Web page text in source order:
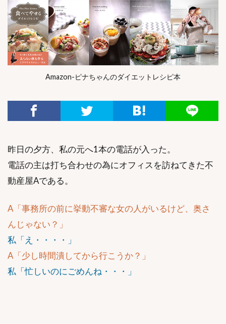
Amazon-ピナちゃんのダイエットレシピ本
昨日の夕方、私の元へ1本の電話が入った。
電話の主は打ち合わせの為にオフィスを訪ねてきた不
動産屋Aである。
A「事務所の前に挙動不審な女の人がいるけど、奥さ
んじゃない？」
私「え・・・・」
A「少し時間潰してから行こうか？」
私「忙しいのにごめんね・・・」